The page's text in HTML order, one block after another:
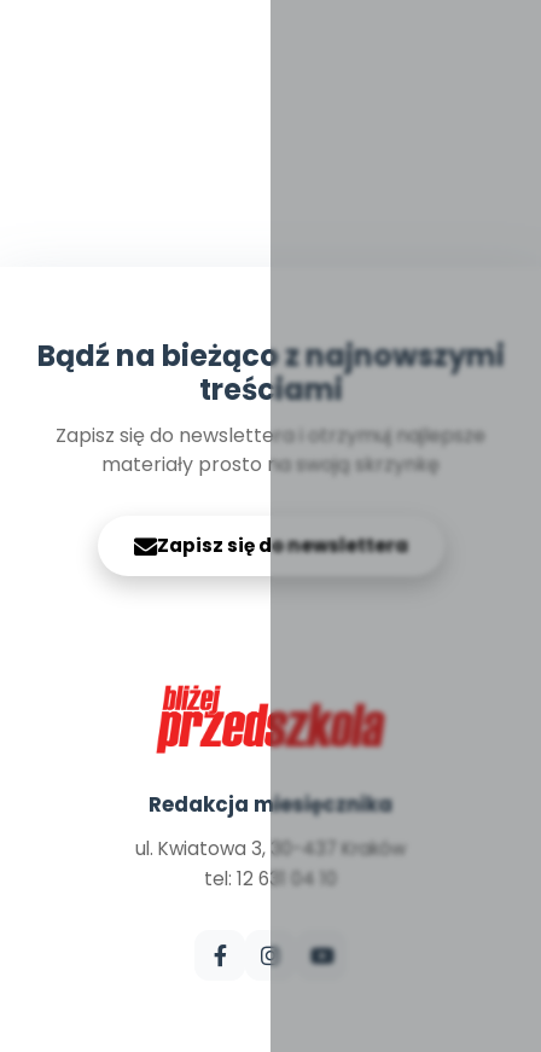
Bądź na bieżąco z najnowszymi
treściami
Zapisz się do newslettera i otrzymuj najlepsze
materiały prosto na swoją skrzynkę
Zapisz się do newslettera
Redakcja miesięcznika
ul. Kwiatowa 3, 30-437 Kraków
tel: 12 631 04 10